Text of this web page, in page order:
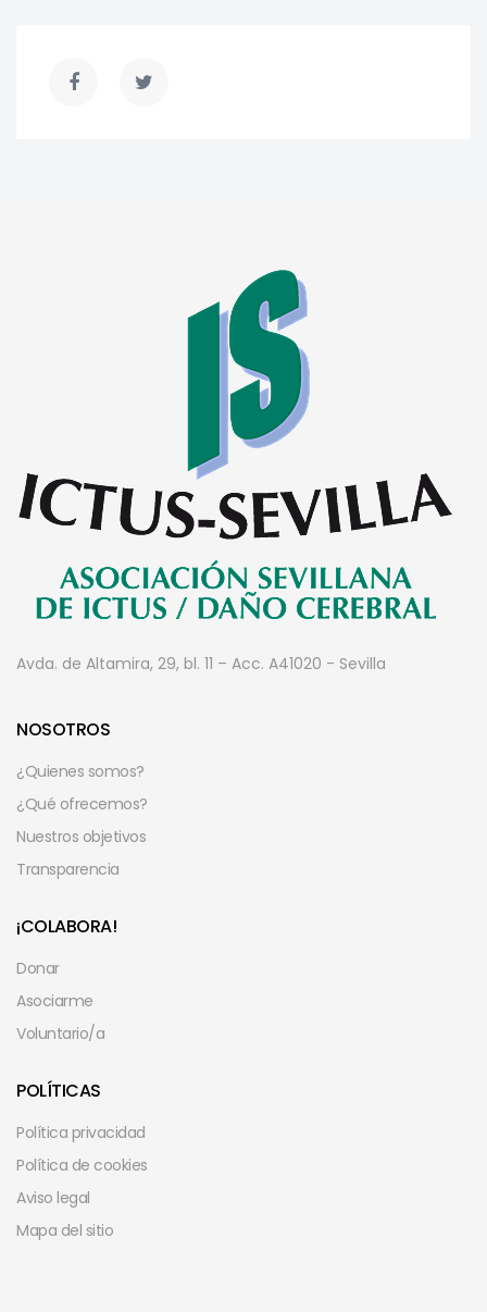
Avda. de Altamira, 29, bl. 11 – Acc. A41020 - Sevilla
NOSOTROS
¿Quienes somos?
¿Qué ofrecemos?
Nuestros objetivos
Transparencia
¡COLABORA!
Donar
Asociarme
Voluntario/a
POLÍTICAS
Política privacidad
Política de cookies
Aviso legal
Mapa del sitio